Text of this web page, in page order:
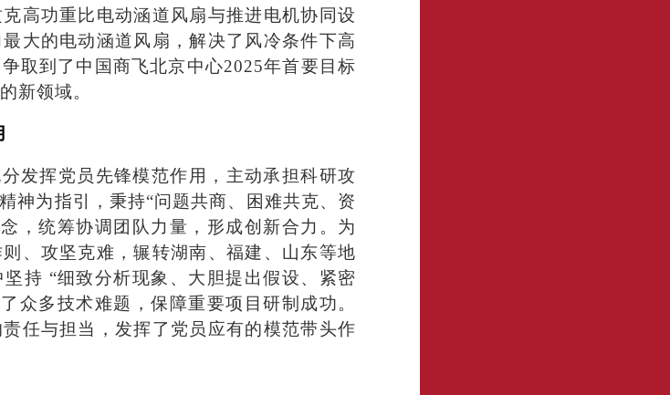
高功重比电动涵道风扇与推进电机协同设
大的电动涵道风扇，解决了风冷条件下高
取到了中国商飞北京中心2025年首要目标
新领域。
发挥党员先锋模范作用，主动承担科研攻
神为指引，秉持“问题共商、困难共克、资
，统筹协调团队力量，形成创新合力。为
、攻坚克难，辗转湖南、福建、山东等地
持 “细致分析现象、大胆提出假设、紧密
众多技术难题，保障重要项目研制成功。
任与担当，发挥了党员应有的模范带头作